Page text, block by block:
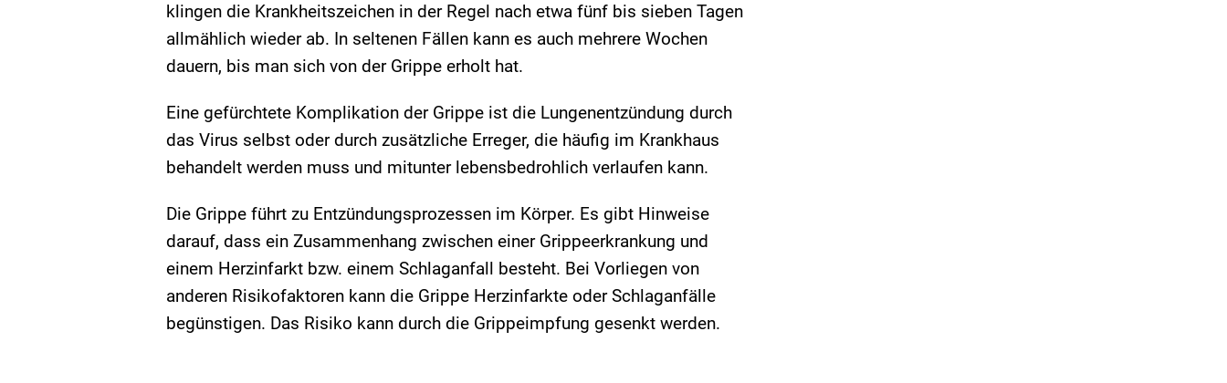
klingen die Krankheitszeichen in der Regel nach etwa fünf bis sieben Tagen
allmählich wieder ab. In seltenen Fällen kann es auch mehrere Wochen
dauern, bis man sich von der Grippe erholt hat.
Eine gefürchtete Komplikation der Grippe ist die Lungenentzündung durch
das Virus selbst oder durch zusätzliche Erreger, die häufig im Krankhaus
behandelt werden muss und mitunter lebensbedrohlich verlaufen kann.
Die Grippe führt zu Entzündungsprozessen im Körper. Es gibt Hinweise
darauf, dass ein Zusammenhang zwischen einer Grippeerkrankung und
einem Herzinfarkt bzw. einem Schlaganfall besteht. Bei Vorliegen von
anderen Risikofaktoren kann die Grippe Herzinfarkte oder Schlaganfälle
begünstigen. Das Risiko kann durch die Grippeimpfung gesenkt werden.